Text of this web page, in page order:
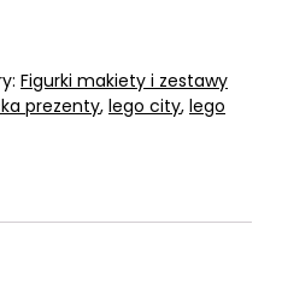
Figurki makiety i zestawy
prezenty, lego city, lego